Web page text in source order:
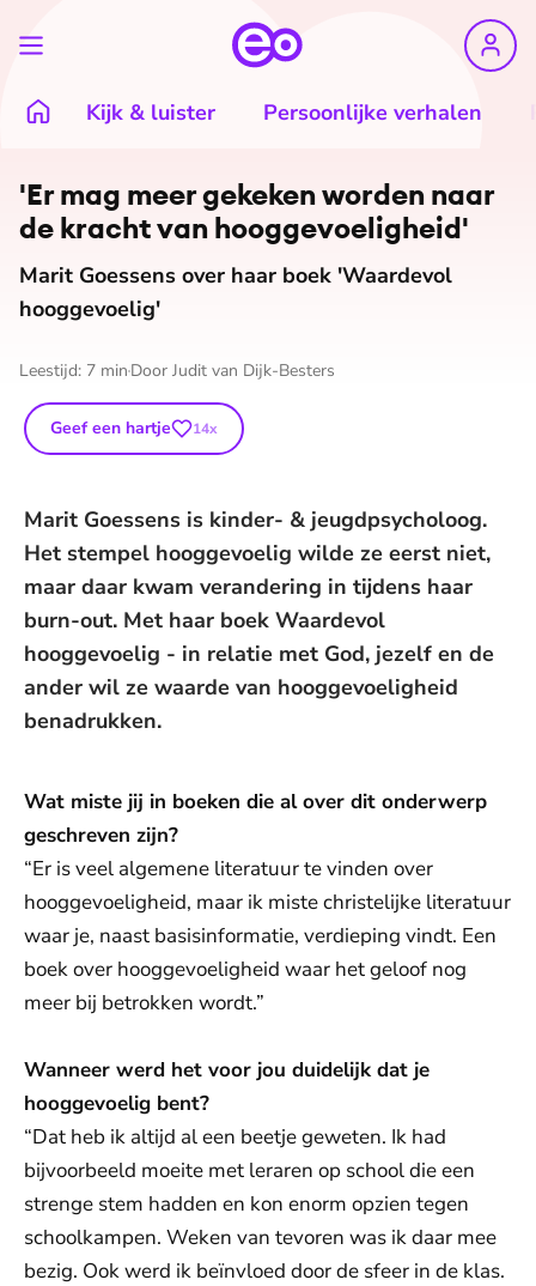
Kijk & luister Persoonlijke verhalen
'Er mag meer gekeken worden naar
de kracht van hoog­ge­voe­lig­heid'
Marit Goessens over haar boek 'Waardevol
hooggevoelig'
Leestijd: 7 min Door Judit van Dijk-Besters
Geef een hartje 14x
Marit Goessens is kinder- & jeugdpsycholoog.
Het stempel hooggevoelig wilde ze eerst niet,
maar daar kwam verandering in tijdens haar
burn-out. Met haar boek Waardevol
hooggevoelig - in relatie met God, jezelf en de
ander wil ze waarde van hooggevoeligheid
benadrukken.
Wat miste jij in boeken die al over dit onderwerp
geschreven zijn?
“Er is veel algemene literatuur te vinden over
hooggevoeligheid, maar ik miste christelijke literatuur
waar je, naast basisinformatie, verdieping vindt. Een
boek over hooggevoeligheid waar het geloof nog
meer bij betrokken wordt.”
Wanneer werd het voor jou duidelijk dat je
hooggevoelig bent?
“Dat heb ik altijd al een beetje geweten. Ik had
bijvoorbeeld moeite met leraren op school die een
strenge stem hadden en kon enorm opzien tegen
schoolkampen. Weken van tevoren was ik daar mee
bezig. Ook werd ik beïnvloed door de sfeer in de klas.